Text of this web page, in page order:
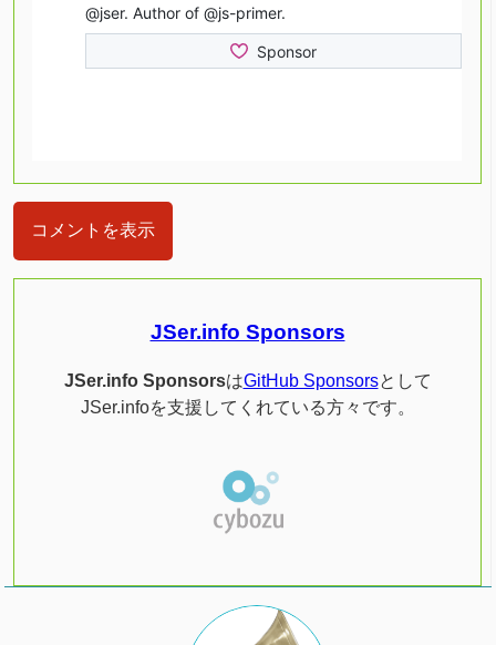
コメントを表示
JSer.info Sponsors
JSer.info SponsorsはGitHub Sponsorsとして
JSer.infoを支援してくれている方々です。